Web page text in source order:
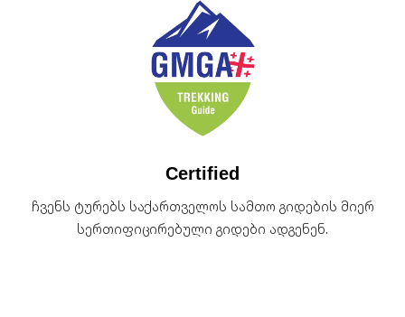
Certified
ჩვენს ტურებს საქართველოს სამთო გიდების მიერ
სერთიფიცირებული გიდები ადგენენ.